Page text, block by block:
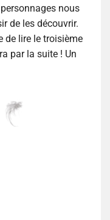
nous
de les découvrir.
de lire le troisième
par la suite ! Un